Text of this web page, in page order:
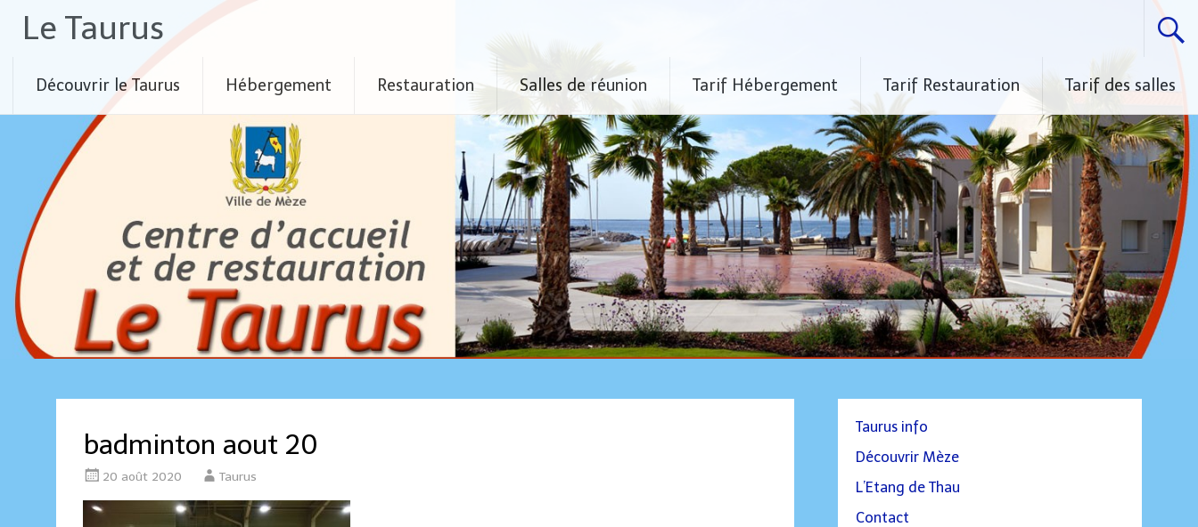
Le Taurus
Découvrir le Taurus Hébergement Restauration Salles de réunion Tarif Hébergement Tarif Restauration Tarif des salles
badminton aout 20
20 août 2020 Taurus
Taurus info
Découvrir Mèze
L’Etang de Thau
Contact